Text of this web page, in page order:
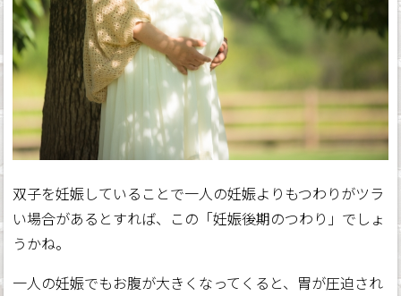
双子を妊娠していることで一人の妊娠よりもつわりがツラ
い場合があるとすれば、この「妊娠後期のつわり」でしょ
うかね。
一人の妊娠でもお腹が大きくなってくると、胃が圧迫され